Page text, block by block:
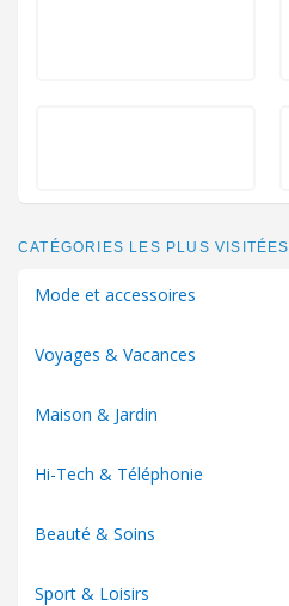
CATÉGORIES LES PLUS VISITÉES
Mode et accessoires
Voyages & Vacances
Maison & Jardin
Hi-Tech & Téléphonie
Beauté & Soins
Sport & Loisirs